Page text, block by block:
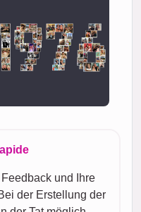
und Ihre
der Erstellung der